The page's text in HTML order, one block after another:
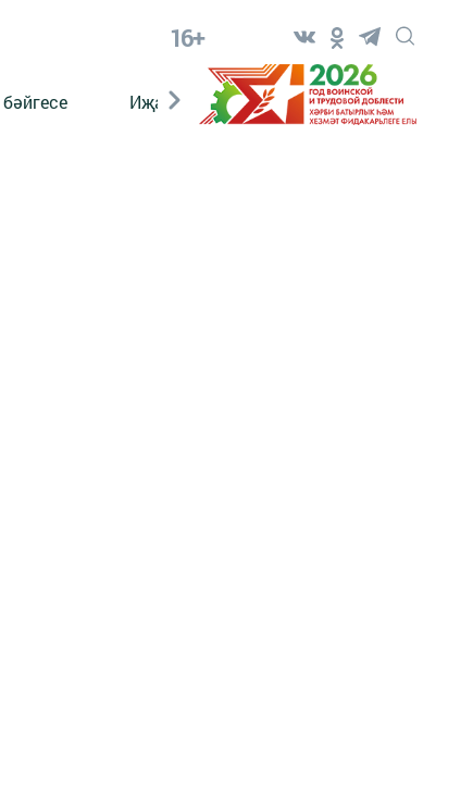
16+
Иҗат Реклама Онлайн